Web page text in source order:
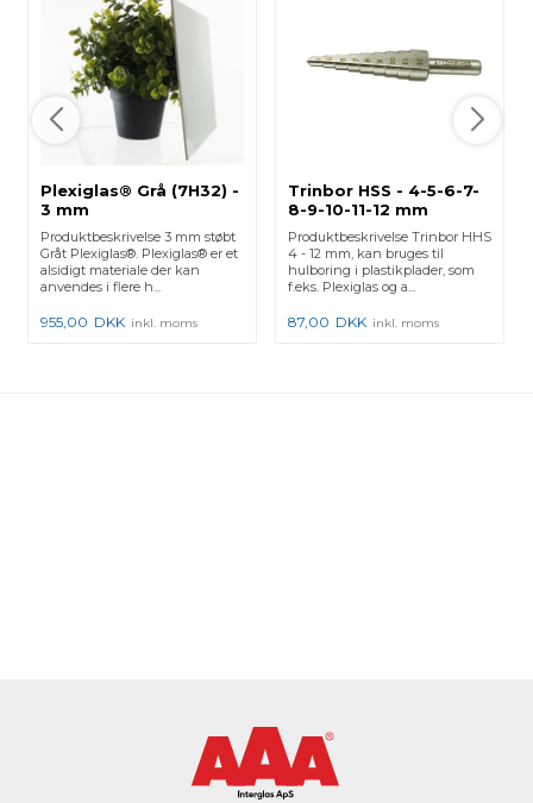
Plexiglas® Grå (7H32) -
3 mm
Produktbeskrivelse 3 mm støbt
Gråt Plexiglas®. Plexiglas® er et
alsidigt materiale der kan
anvendes i flere h...
955,00 DKK inkl. moms
Trinbor HSS - 4-5-6-7-
8-9-10-11-12 mm
Produktbeskrivelse Trinbor HHS
4 - 12 mm, kan bruges til
hulboring i plastikplader, som
f.eks. Plexiglas og a...
87,00 DKK inkl. moms